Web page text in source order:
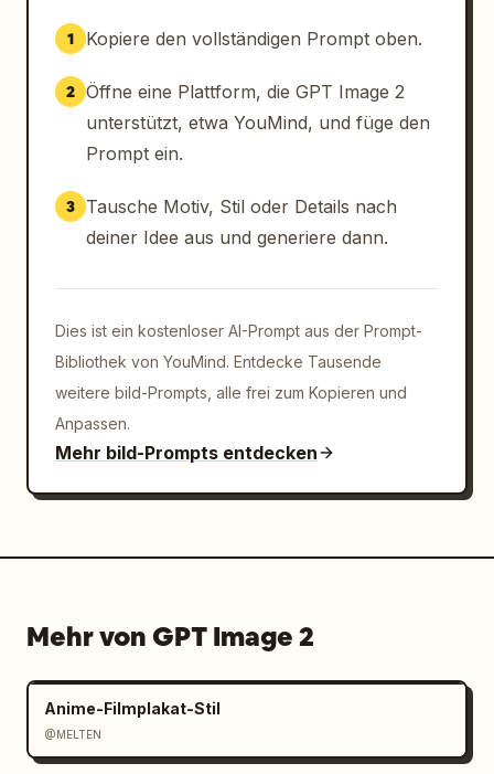
1 Kopiere den vollständigen Prompt oben.
2 Öffne eine Plattform, die GPT Image 2
unterstützt, etwa YouMind, und füge den
Prompt ein.
3
Tausche Motiv, Stil oder Details nach
deiner Idee aus und generiere dann.
Dies ist ein kostenloser AI-Prompt aus der Prompt-
Bibliothek von YouMind. Entdecke Tausende
weitere bild-Prompts, alle frei zum Kopieren und
Anpassen.
Mehr bild-Prompts entdecken
Mehr von GPT Image 2
Anime-Filmplakat-Stil
@MELTEN